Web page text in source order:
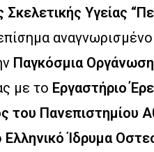
Σκελετικής Υγείας
Παγκόσμια Οργάνωση
με το Εργαστήριο
του Πανεπιστημίου
Ελληνικό Ίδρυμα